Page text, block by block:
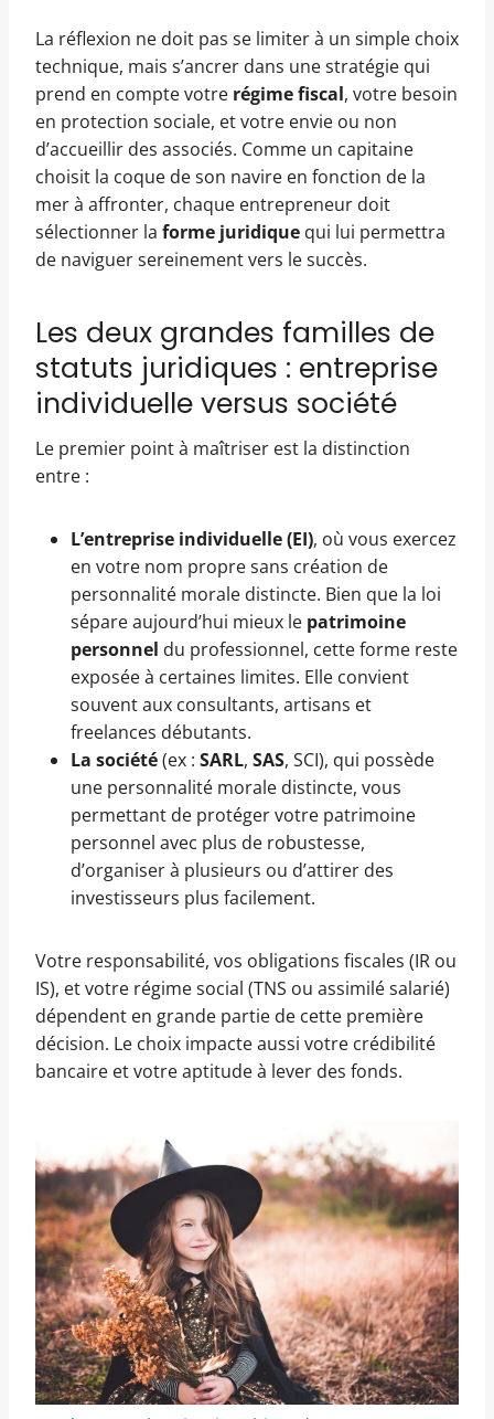
La réflexion ne doit pas se limiter à un simple choix
technique, mais s’ancrer dans une stratégie qui
prend en compte votre régime fiscal, votre besoin
en protection sociale, et votre envie ou non
d’accueillir des associés. Comme un capitaine
choisit la coque de son navire en fonction de la
mer à affronter, chaque entrepreneur doit
sélectionner la forme juridique qui lui permettra
de naviguer sereinement vers le succès.
Les deux grandes familles de
statuts juridiques : entreprise
individuelle versus société
Le premier point à maîtriser est la distinction
entre :
L’entreprise individuelle (EI), où vous exercez
en votre nom propre sans création de
personnalité morale distincte. Bien que la loi
sépare aujourd’hui mieux le patrimoine
personnel du professionnel, cette forme reste
exposée à certaines limites. Elle convient
souvent aux consultants, artisans et
freelances débutants.
La société(ex : SARL, SAS, SCI), qui possède
une personnalité morale distincte, vous
permettant de protéger votre patrimoine
personnel avec plus de robustesse,
d’organiser à plusieurs ou d’attirer des
investisseurs plus facilement.
Votre responsabilité, vos obligations fiscales (IR ou
IS), et votre régime social (TNS ou assimilé salarié)
dépendent en grande partie de cette première
décision. Le choix impacte aussi votre crédibilité
bancaire et votre aptitude à lever des fonds.